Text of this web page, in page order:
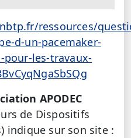
ressources/
d-un-pacemaker-
pour-les-travaux-
APODEC
de Dispositifs
indique sur son site :